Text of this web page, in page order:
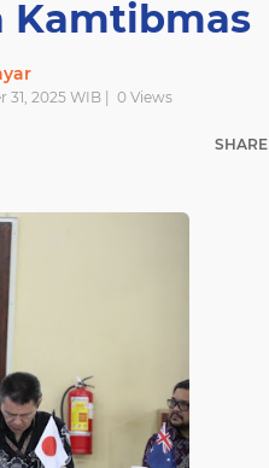
Kamtibmas
2025 WIB | 0 Views
SHARE